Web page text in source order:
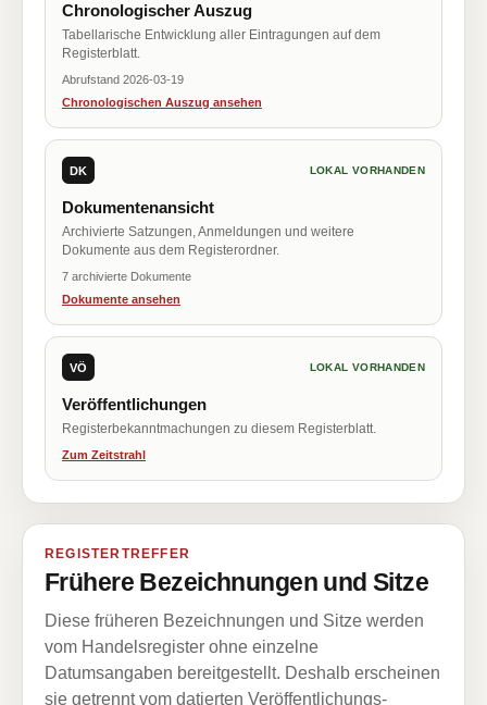
Chronologischer Auszug
Tabellarische Entwicklung aller Eintragungen auf dem
Registerblatt.
Abrufstand 2026-03-19
Chronologischen Auszug ansehen
DK LOKAL VORHANDEN
Dokumentenansicht
Archivierte Satzungen, Anmeldungen und weitere
Dokumente aus dem Registerordner.
7 archivierte Dokumente
Dokumente ansehen
VÖ LOKAL VORHANDEN
Veröffentlichungen
Registerbekanntmachungen zu diesem Registerblatt.
Zum Zeitstrahl
REGISTERTREFFER
Frühere Bezeichnungen und Sitze
Diese früheren Bezeichnungen und Sitze werden
vom Handelsregister ohne einzelne
Datumsangaben bereitgestellt. Deshalb erscheinen
sie getrennt vom datierten Veröffentlichungs-